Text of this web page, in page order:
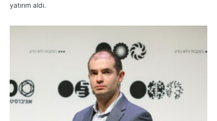
yatırım aldı.